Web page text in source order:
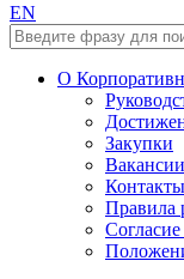
EN
О
Закупки
Вакансии
Контакты
Правила